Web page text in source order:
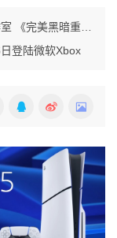
暗重启版》被取消
登陆微软Xbox